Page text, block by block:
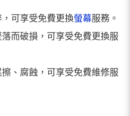
可享受免費更換螢幕服務。
而破損，可享受免費更換服
、腐蝕，可享受免費維修服